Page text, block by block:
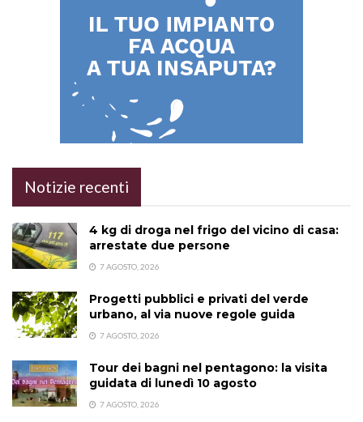
Notizie recenti
4 kg di droga nel frigo del vicino di casa:
arrestate due persone
7 AGOSTO, 2026
Progetti pubblici e privati del verde
urbano, al via nuove regole guida
7 AGOSTO, 2026
Tour dei bagni nel pentagono: la visita
guidata di lunedì 10 agosto
7 AGOSTO, 2026